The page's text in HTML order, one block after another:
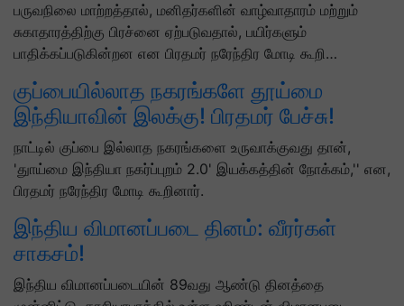
பருவநிலை மாற்றத்தால், மனிதர்களின் வாழ்வாதாரம் மற்றும்
சுகாதாரத்திற்கு பிரச்னை ஏற்படுவதால், பயிர்களும்
பாதிக்கப்படுகின்றன என பிரதமர் நரேந்திர மோடி கூறி…
குப்பையில்லாத நகரங்களே தூய்மை
இந்தியாவின் இலக்கு! பிரதமர் பேச்சு!
நாட்டில் குப்பை இல்லாத நகரங்களை உருவாக்குவது தான்,
'துாய்மை இந்தியா நகர்ப்புறம் 2.0' இயக்கத்தின் நோக்கம்,'' என,
பிரதமர் நரேந்திர மோடி கூறினார்.
இந்திய விமானப்படை தினம்: வீரர்கள்
சாகசம்!
இந்திய விமானப்படையின் 89வது ஆண்டு தினத்தை